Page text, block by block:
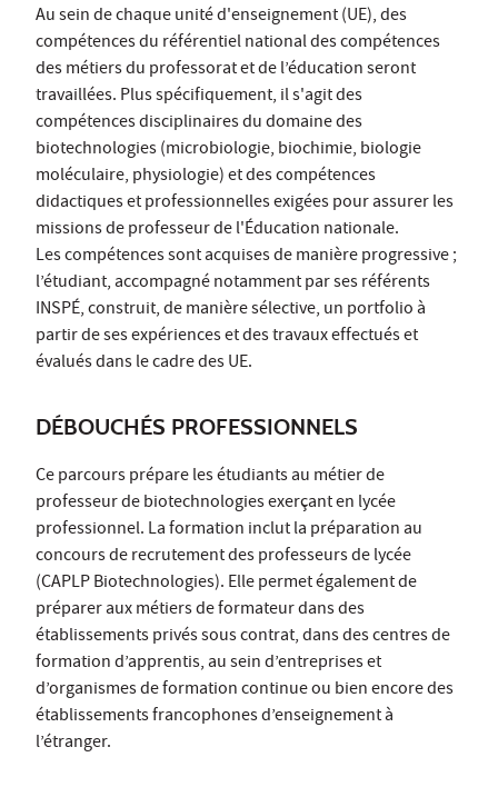
Au sein de chaque unité d'enseignement (UE), des
compétences du référentiel national des compétences
des métiers du professorat et de l’éducation seront
travaillées. Plus spécifiquement, il s'agit des
compétences disciplinaires du domaine des
biotechnologies (microbiologie, biochimie, biologie
moléculaire, physiologie) et des compétences
didactiques et professionnelles exigées pour assurer les
missions de professeur de l'Éducation nationale.
Les compétences sont acquises de manière progressive ;
l’étudiant, accompagné notamment par ses référents
INSPÉ, construit, de manière sélective, un portfolio à
partir de ses expériences et des travaux effectués et
évalués dans le cadre des UE.
DÉBOUCHÉS PROFESSIONNELS
Ce parcours prépare les étudiants au métier de
professeur de biotechnologies exerçant en lycée
professionnel. La formation inclut la préparation au
concours de recrutement des professeurs de lycée
(CAPLP Biotechnologies). Elle permet également de
préparer aux métiers de formateur dans des
établissements privés sous contrat, dans des centres de
formation d’apprentis, au sein d’entreprises et
d’organismes de formation continue ou bien encore des
établissements francophones d’enseignement à
l’étranger.